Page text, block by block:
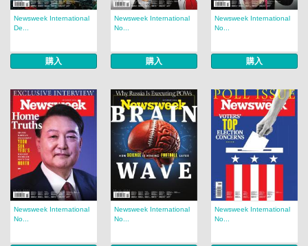
Newsweek International
De...
購入
Newsweek International
No...
購入
Newsweek International
No...
購入
Newsweek International
No...
Newsweek International
No...
Newsweek International
No...